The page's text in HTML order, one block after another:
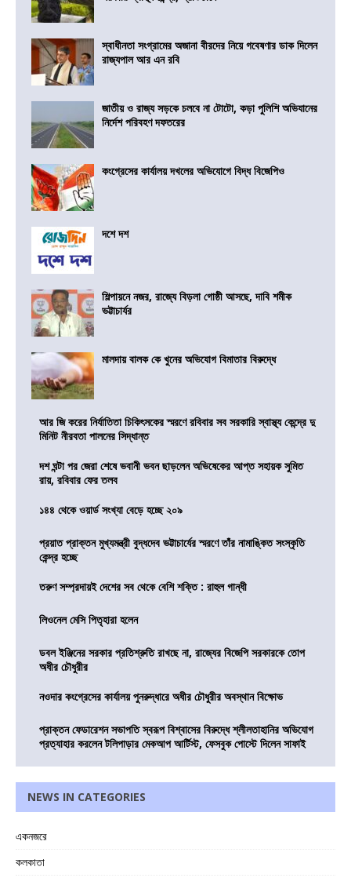
স্বাধীনতা সংগ্রামের অজানা বীরদের নিয়ে গবেষণার ডাক দিলেন
রাজ্যপাল আর এন রবি
জাতীয় ও রাজ্য সড়কে চলবে না টোটো, কড়া পুলিশি অভিযানের
নির্দেশ পরিবহণ দফতরের
কংগ্রেসের কার্যালয় দখলের অভিযোগে বিদ্ধ বিজেপিও
দশে দশ
শিল্পায়নে নজর, রাজ্যে বিড়লা গোষ্ঠী আসছে, দাবি শমীক
ভট্টাচার্যর
মালদায় বালক কে খুনের অভিযোগ বিমাতার বিরুদ্ধে
আর জি করের নির্যাতিতা চিকিৎসকের স্মরণে রবিবার সব সরকারি স্বাস্থ্য কেন্দ্রে দু
মিনিট নীরবতা পালনের সিদ্ধান্ত
দশ ঘন্টা পর জেরা শেষে ভবানী ভবন ছাড়লেন অভিষেকের আপ্ত সহায়ক সুমিত
রায়, রবিবার ফের তলব
১৪৪ থেকে ওয়ার্ড সংখ্যা বেড়ে হচ্ছে ২০৯
প্রয়াত প্রাক্তন মুখ্যমন্ত্রী বুদ্ধদেব ভট্টাচার্যের স্মরণে তাঁর নামাঙ্কিত সংস্কৃতি
কেন্দ্র হচ্ছে
তরুণ সম্প্রদায়ই দেশের সব থেকে বেশি শক্তি : রাহুল গান্ধী
লিওনেল মেসি পিতৃহারা হলেন
ডবল ইঞ্জিনের সরকার প্রতিশ্রুতি রাখছে না, রাজ্যের বিজেপি সরকারকে তোপ
অধীর চৌধুরীর
নওদার কংগ্রেসের কার্যালয় পুনরুদ্ধারে অধীর চৌধুরীর অবস্থান বিক্ষোভ
প্রাক্তন ফেডারেশন সভাপতি স্বরূপ বিশ্বাসের বিরুদ্ধে শ্লীলতাহানির অভিযোগ
প্রত্যাহার করলেন টলিপাড়ার মেকআপ আর্টিস্ট, ফেসবুক পোস্টে দিলেন সাফাই
NEWS IN CATEGORIES
একনজরে
কলকাতা